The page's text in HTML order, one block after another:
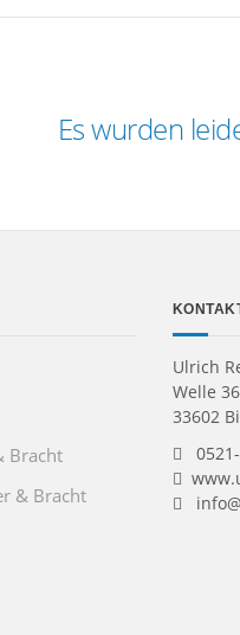
Es wurden
Bracht
& Bracht
Ulrich
Welle 36
33602